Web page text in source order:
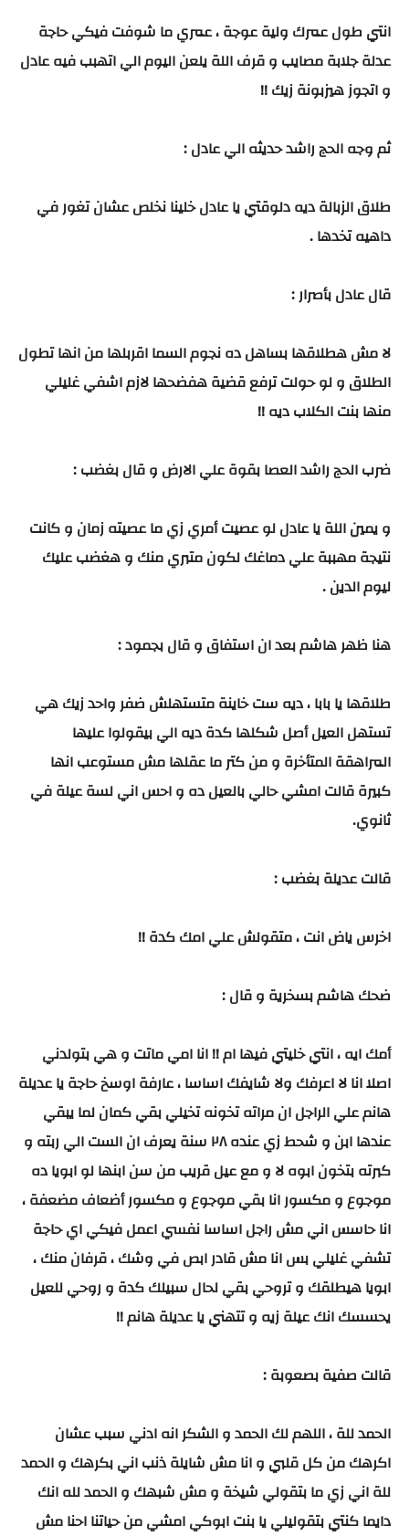
انتي طول عمرك ولية عوجة ، عمري ما شوفت فيكي حاجة
عدلة جلابة مصايب و قرف اللة يلعن اليوم الي اتهبب فيه عادل
و اتجوز هيزبونة زيك !!
ثم وجه الحج راشد حديثه الي عادل :
طلاق الزبالة ديه دلوقتي يا عادل خلينا نخلص عشان تغور في
داهيه تخدها .
قال عادل بأصرار :
لا مش هطلاقها بساهل ده نجوم السما اقربلها من انها تطول
الطلاق و لو حولت ترفع قضية هفضحها لازم اشفي غليلي
منها بنت الكلاب ديه !!
ضرب الحج راشد العصا بقوة علي الارض و قال بغضب :
و يمين اللة يا عادل لو عصيت أمري زي ما عصيته زمان و كانت
نتيجة مهببة علي دماغك لكون متبري منك و هغضب عليك
ليوم الدين .
هنا ظهر هاشم بعد ان استفاق و قال بجمود :
طلاقها يا بابا ، ديه ست خاينة متستهلش ضفر واحد زيك هي
تستهل العيل أصل شكلها كدة ديه الي بيقولوا عليها
المراهقة المتأخرة و من كتر ما عقلها مش مستوعب انها
كبيرة قالت امشي حالي بالعيل ده و احس اني لسة عيلة في
ثانوي.
قالت عديلة بغضب :
اخرس ياض انت ، متقولش علي امك كدة !!
ضحك هاشم بسخرية و قال :
أمك ايه ، انتي خليتي فيها ام !! انا امي ماتت و هي بتولدني
اصلا انا لا اعرفك ولا شايفك اساسا ، عارفة اوسخ حاجة يا عديلة
هانم علي الراجل ان مراته تخونه تخيلي بقي كمان لما يبقي
عندها ابن و شحط زي عنده ٢٨ سنة يعرف ان الست الي ربته و
كبرته بتخون ابوه لا و مع عيل قريب من سن ابنها لو ابويا ده
موجوع و مكسور انا بقي موجوع و مكسور أضعاف مضعفة ،
انا حاسس اني مش راجل اساسا نفسي اعمل فيكي اي حاجة
تشفي غليلي بس انا مش قادر ابص في وشك ، قرفان منك ،
ابويا هيطلقك و تروحي بقي لحال سبيلك كدة و روحي للعيل
يحسسك انك عيلة زيه و تتهني يا عديلة هانم !!
قالت صفية بصعوبة :
الحمد للة ، اللهم لك الحمد و الشكر انه ادني سبب عشان
اكرهك من كل قلبي و انا مش شايلة ذنب اني بكرهك و الحمد
للة اني زي ما بتقولي شيخة و مش شبهك و الحمد لله انك
دايما كنتي بتقوليلي يا بنت ابوكي امشي من حياتنا احنا مش